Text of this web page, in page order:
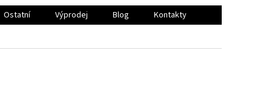
Ostatní Výprodej Blog
Kontakty